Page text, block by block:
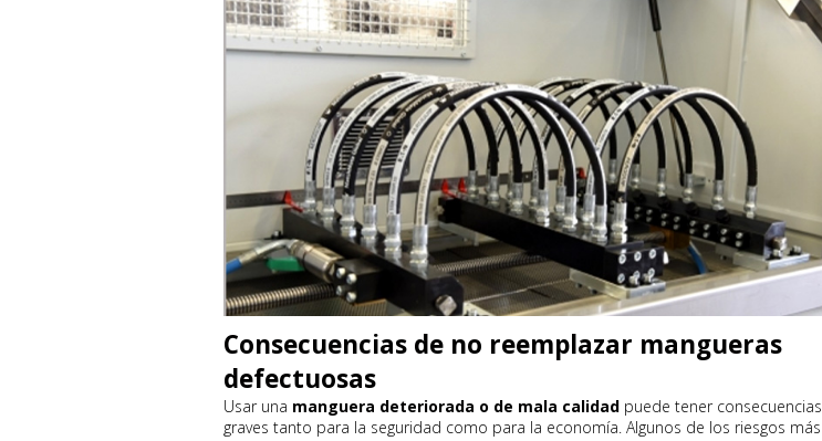
Consecuencias de no reemplazar mangueras
defectuosas
Usar una manguera deteriorada o de mala calidad puede tener consecuencias
graves tanto para la seguridad como para la economía. Algunos de los riesgos más